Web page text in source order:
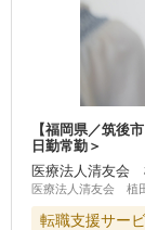
【福岡県／筑後
日勤常勤＞
医療法人清友会
医療法人清友会 植
転職支援サー